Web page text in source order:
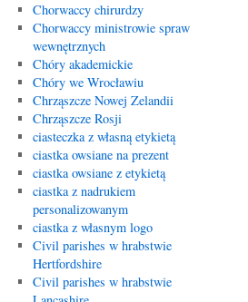
Chorwaccy chirurdzy
Chorwaccy ministrowie spraw
wewnętrznych
Chóry akademickie
Chóry we Wrocławiu
Chrząszcze Nowej Zelandii
Chrząszcze Rosji
ciasteczka z własną etykietą
ciastka owsiane na prezent
ciastka owsiane z etykietą
ciastka z nadrukiem
personalizowanym
ciastka z własnym logo
Civil parishes w hrabstwie
Hertfordshire
Civil parishes w hrabstwie